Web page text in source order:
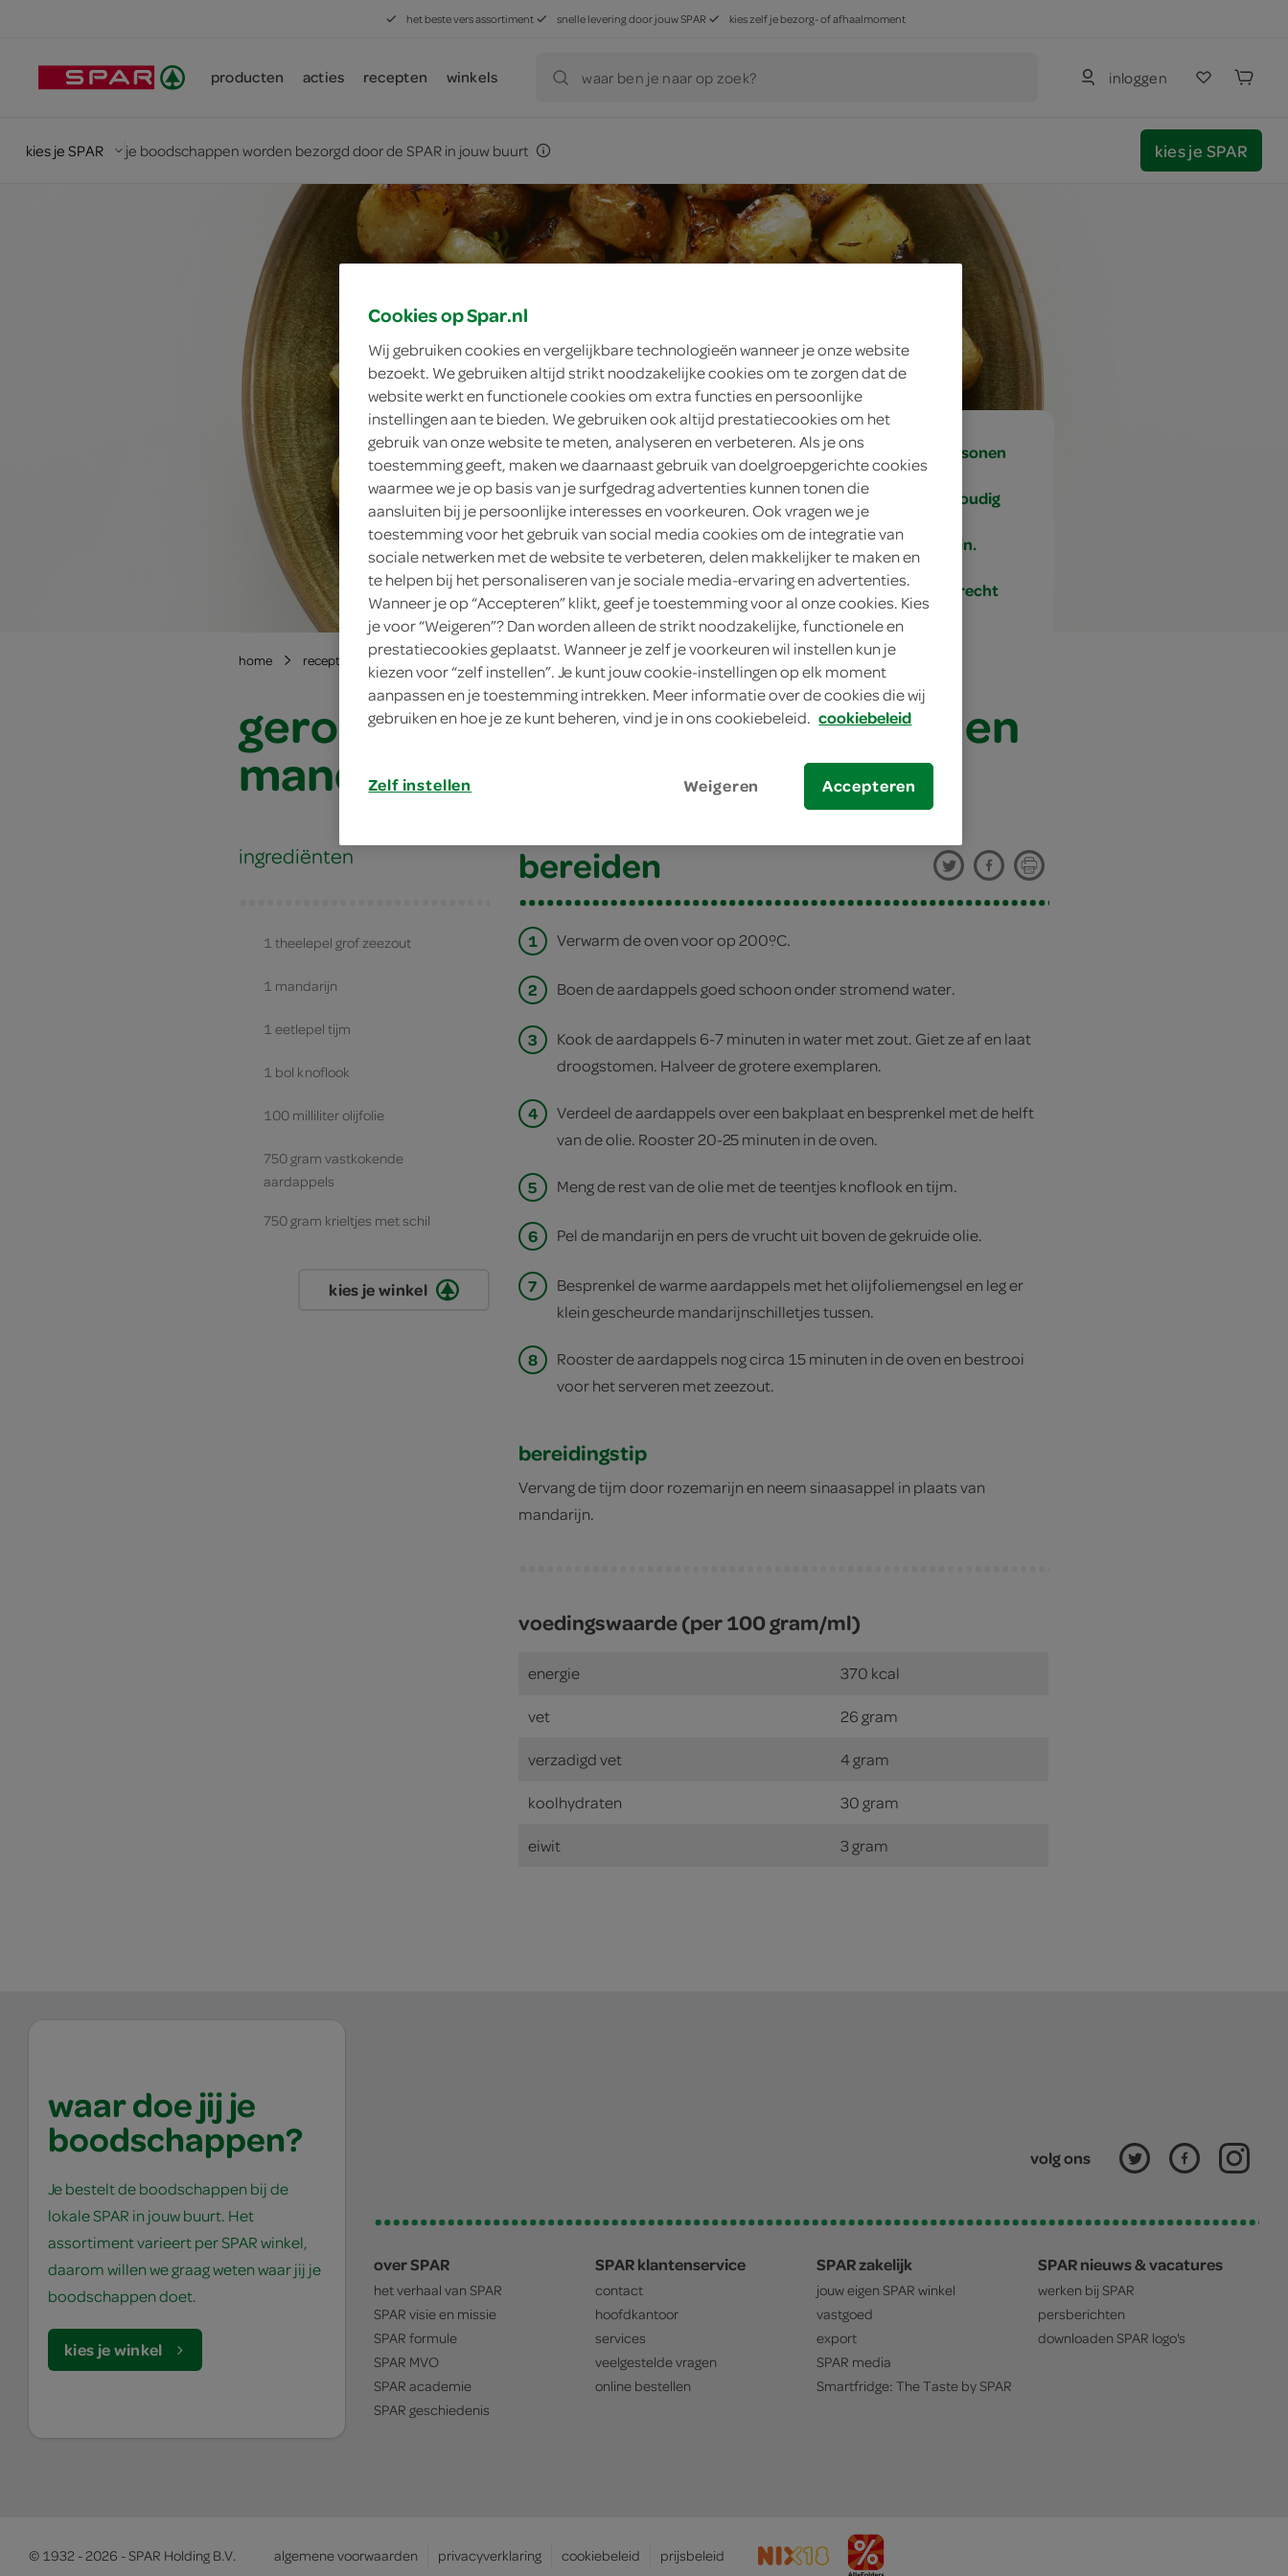
het beste vers assortiment snelle levering door jouw SPAR kies zelf je bezorg- of afhaalmoment
producten acties recepten winkels waar ben je naar op zoek? inloggen
kies je SPAR je boodschappen worden bezorgd door de SPAR in jouw buurt kies je SPAR
4 personen
eenvoudig
15 min.
bijgerecht
home recepten geroosterde aardappels met tijm en mandarijn
geroosterde aardappels met tijm en
mandarijn
ingrediënten
1 theelepel grof zeezout
1 mandarijn
1 eetlepel tijm
1 bol knoflook
100 milliliter olijfolie
750 gram vastkokende
aardappels
750 gram krieltjes met schil
kies je winkel
bereiden
1 Verwarm de oven voor op 200ºC.
2 Boen de aardappels goed schoon onder stromend water.
3
Kook de aardappels 6-7 minuten in water met zout. Giet ze af en laat
droogstomen. Halveer de grotere exemplaren.
4
Verdeel de aardappels over een bakplaat en besprenkel met de helft
van de olie. Rooster 20-25 minuten in de oven.
5 Meng de rest van de olie met de teentjes knoflook en tijm.
6 Pel de mandarijn en pers de vrucht uit boven de gekruide olie.
7
Besprenkel de warme aardappels met het olijfoliemengsel en leg er
klein gescheurde mandarijnschilletjes tussen.
8
Rooster de aardappels nog circa 15 minuten in de oven en bestrooi
voor het serveren met zeezout.
bereidingstip
Vervang de tijm door rozemarijn en neem sinaasappel in plaats van
mandarijn.
voedingswaarde (per 100 gram/ml)
energie 370 kcal
vet 26 gram
verzadigd vet 4 gram
koolhydraten 30 gram
eiwit 3 gram
waar doe jij je
boodschappen?
Je bestelt de boodschappen bij de
lokale SPAR in jouw buurt. Het
assortiment varieert per SPAR winkel,
daarom willen we graag weten waar jij je
boodschappen doet.
kies je winkel
volg ons
over SPAR
het verhaal van SPAR
SPAR visie en missie
SPAR formule
SPAR MVO
SPAR academie
SPAR geschiedenis
SPAR klantenservice
contact
hoofdkantoor
services
veelgestelde vragen
online bestellen
SPAR zakelijk
jouw eigen SPAR winkel
vastgoed
export
SPAR media
Smartfridge: The Taste bySPAR
SPAR nieuws & vacatures
werken bij SPAR
persberichten
downloaden SPAR logo's
© 1932 - 2026 - SPAR Holding B.V. algemene voorwaarden privacyverklaring cookiebeleid prijsbeleid
Cookies op Spar.nl
Wij gebruiken cookies en vergelijkbare technologieën wanneer je onze website
bezoekt. We gebruiken altijd strikt noodzakelijke cookies om te zorgen dat de
website werkt en functionele cookies om extra functies en persoonlijke
instellingen aan te bieden. We gebruiken ook altijd prestatiecookies om het
gebruik van onze website te meten, analyseren en verbeteren. Als je ons
toestemming geeft, maken we daarnaast gebruik van doelgroepgerichte cookies
waarmee we je op basis van je surfgedrag advertenties kunnen tonen die
aansluiten bij je persoonlijke interesses en voorkeuren. Ook vragen we je
toestemming voor het gebruik van social media cookies om de integratie van
sociale netwerken met de website te verbeteren, delen makkelijker te maken en
te helpen bij het personaliseren van je sociale media-ervaring en advertenties.
Wanneer je op “Accepteren” klikt, geef je toestemming voor al onze cookies. Kies
je voor “Weigeren”? Dan worden alleen de strikt noodzakelijke, functionele en
prestatiecookies geplaatst. Wanneer je zelf je voorkeuren wil instellen kun je
kiezen voor “zelf instellen”. Je kunt jouw cookie-instellingen op elk moment
aanpassen en je toestemming intrekken. Meer informatie over de cookies die wij
gebruiken en hoe je ze kunt beheren, vind je in ons cookiebeleid. cookiebeleid
Zelf instellen Weigeren Accepteren